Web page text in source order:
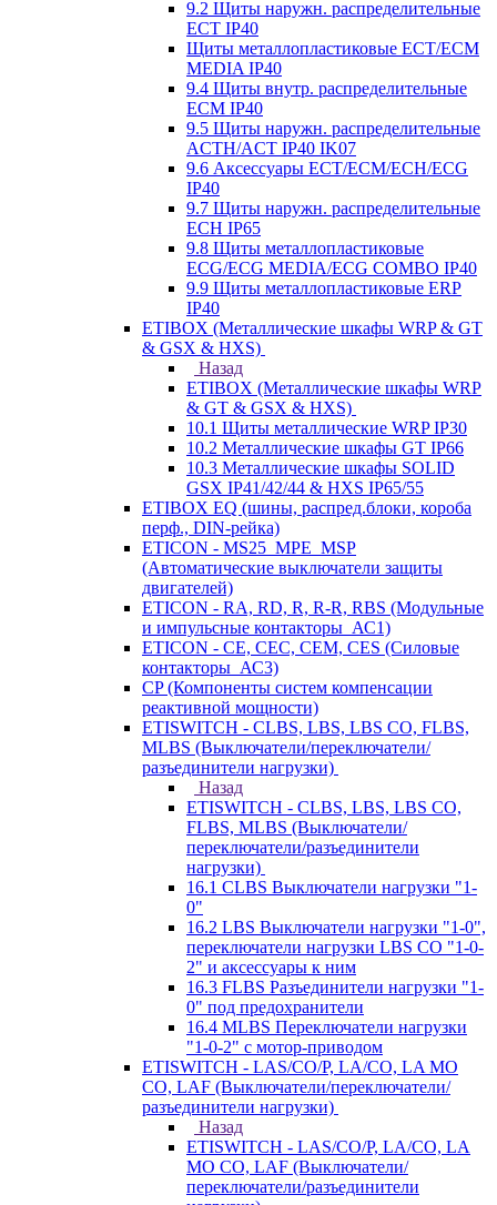
9.2 Щиты наружн. распределительные
ECT IP40
Щиты металлопластиковые ECT/ECM
MEDIA IP40
9.4 Щиты внутр. распределительные
ECМ IP40
9.5 Щиты наружн. распределительные
ACTH/ACT IP40 IK07
9.6 Аксессуары ECT/ECM/ECH/ECG
IP40
9.7 Щиты наружн. распределительные
ECH IP65
9.8 Щиты металлопластиковые
ECG/ECG MEDIA/ECG COMBO IP40
9.9 Щиты металлопластиковые ERP
IP40
ETIBOX (Металлические шкафы WRP & GT
& GSX & HXS)
Назад
ETIBOX (Металлические шкафы WRP
& GT & GSX & HXS)
10.1 Щиты металлические WRP IP30
10.2 Металлические шкафы GT IP66
10.3 Металлические шкафы SOLID
GSX IP41/42/44 & HXS IP65/55
ETIBOX EQ (шины, распред.блоки, короба
перф., DIN-рейка)
ETICON - MS25_MPE_MSP
(Автоматические выключатели защиты
двигателей)
ETICON - RA, RD, R, R-R, RBS (Модульные
и импульсные контакторы_АС1)
ETICON - CE, CEC, CEM, CES (Силовые
контакторы_АС3)
CP (Компоненты систем компенсации
реактивной мощности)
ETISWITCH - CLBS, LBS, LBS CO, FLBS,
MLBS (Выключатели/переключатели/
разъединители нагрузки)
Назад
ETISWITCH - CLBS, LBS, LBS CO,
FLBS, MLBS (Выключатели/
переключатели/разъединители
нагрузки)
16.1 CLBS Выключатели нагрузки "1-
0"
16.2 LBS Выключатели нагрузки "1-0",
переключатели нагрузки LBS CO "1-0-
2" и аксессуары к ним
16.3 FLBS Разъединители нагрузки "1-
0" под предохранители
16.4 MLBS Переключатели нагрузки
"1-0-2" с мотор-приводом
ETISWITCH - LAS/CO/P, LA/CO, LA MO
CO, LAF (Выключатели/переключатели/
разъединители нагрузки)
Назад
ETISWITCH - LAS/CO/P, LA/CO, LA
MO CO, LAF (Выключатели/
переключатели/разъединители